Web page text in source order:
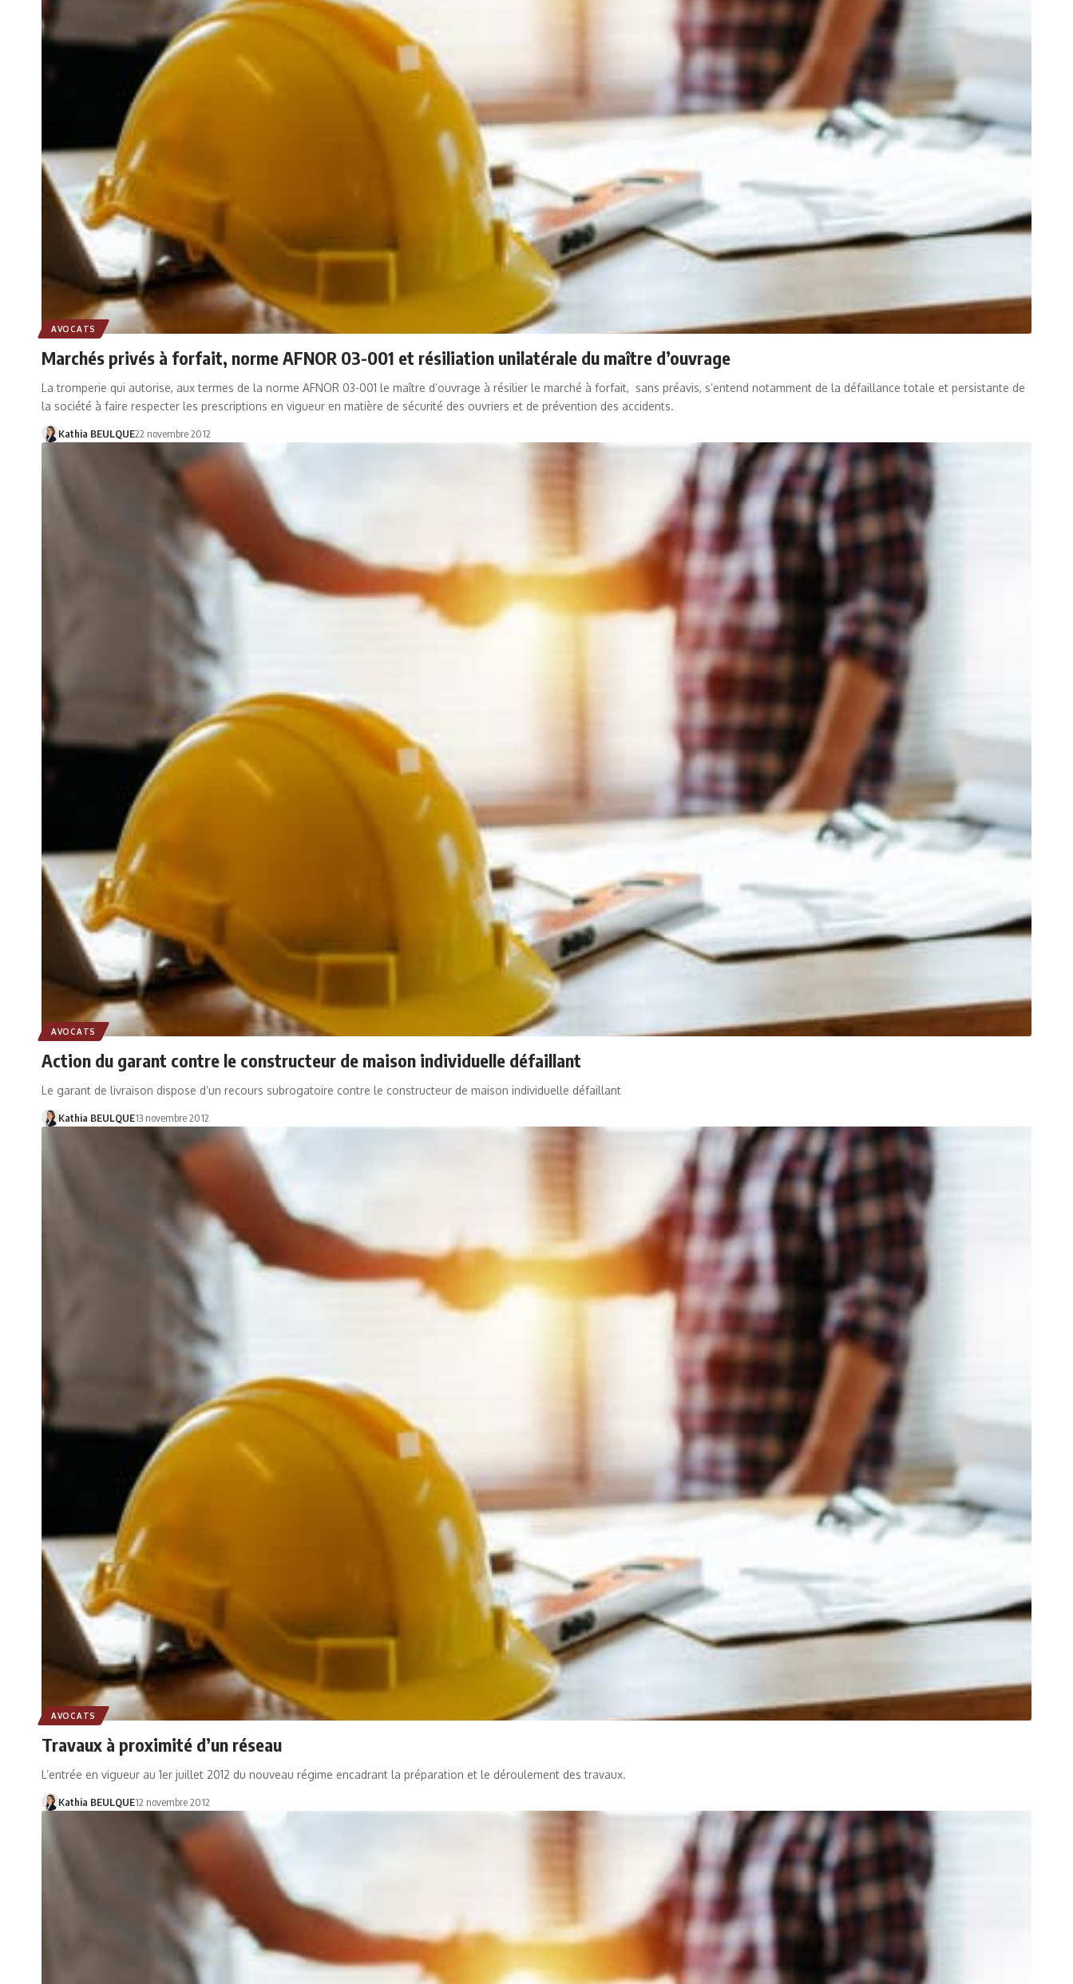
AVOCATS
Marchés privés à forfait, norme AFNOR 03-001 et résiliation unilatérale du maître d’ouvrage
La tromperie qui autorise, aux termes de la norme AFNOR 03-001 le maître d’ouvrage à résilier le marché à forfait, sans préavis, s’entend notamment de la défaillance totale et persistante de
la société à faire respecter les prescriptions en vigueur en matière de sécurité des ouvriers et de prévention des accidents.
Kathia BEULQUE22 novembre 2012
AVOCATS
Action du garant contre le constructeur de maison individuelle défaillant
Le garant de livraison dispose d’un recours subrogatoire contre le constructeur de maison individuelle défaillant
Kathia BEULQUE13 novembre 2012
AVOCATS
Travaux à proximité d’un réseau
L’entrée en vigueur au 1er juillet 2012 du nouveau régime encadrant la préparation et le déroulement des travaux.
Kathia BEULQUE12 novembre 2012